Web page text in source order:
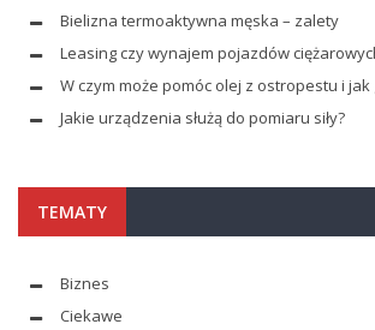
Bielizna termoaktywna męska – zalety
Leasing czy wynajem pojazdów
W czym może pomóc olej z ostropestu i jak
Jakie urządzenia służą do pomiaru siły?
TEMATY
Biznes
Ciekawe